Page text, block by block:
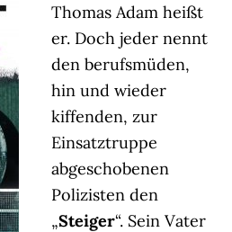
Thomas Adam heißt
er. Doch jeder nennt
den berufsmüden,
hin und wieder
kiffenden, zur
Einsatztruppe
abgeschobenen
Polizisten den
„Steiger“. Sein Vater